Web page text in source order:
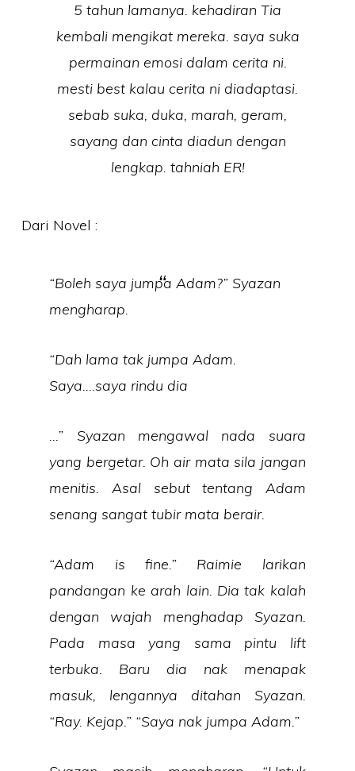
5 tahun lamanya. kehadiran Tia
kembali mengikat mereka. saya suka
permainan emosi dalam cerita ni.
mesti best kalau cerita ni diadaptasi.
sebab suka, duka, marah, geram,
sayang dan cinta diadun dengan
lengkap. tahniah ER!
Dari Novel :
“Boleh saya jumpa Adam?” Syazan
mengharap.
“Dah lama tak jumpa Adam.
Saya….saya rindu dia
…” Syazan mengawal nada suara
yang bergetar. Oh air mata sila jangan
menitis. Asal sebut tentang Adam
senang sangat tubir mata berair.
“Adam is fine.” Raimie larikan
pandangan ke arah lain. Dia tak kalah
dengan wajah menghadap Syazan.
Pada masa yang sama pintu lift
terbuka. Baru dia nak menapak
masuk, lengannya ditahan Syazan.
“Ray. Kejap.” “Saya nak jumpa Adam.”